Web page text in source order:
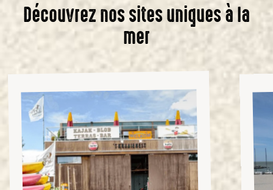
Découvrez nos sites uniques à la
mer